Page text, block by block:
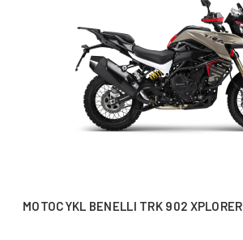
MOTOCYKL BENELLI TRK 902 XPLORER